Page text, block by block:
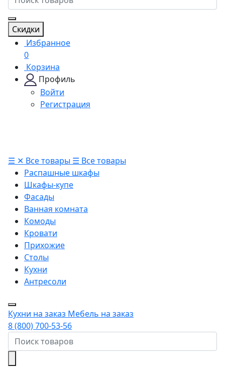
Скидки
Избранное
0
Корзина
Профиль
Войти
Регистрация
☰ ✕ Все товары ☰ Все товары
Распашные шкафы
Шкафы-купе
Фасады
Ванная комната
Комоды
Кровати
Прихожие
Столы
Кухни
Антресоли
Кухни на заказ Мебель на заказ
8 (800) 700-53-56